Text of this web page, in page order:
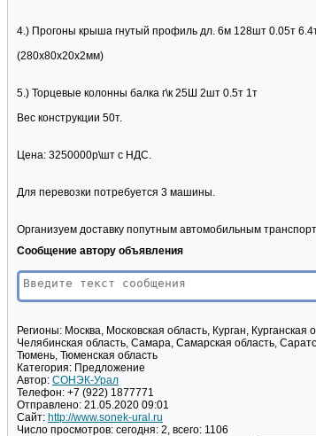
4.) Прогоны крыша гнутый профиль дл. 6м 128шт 0.05т
(280х80х20х2мм)
5.) Торцевые колонны балка г\к 25Ш 2шт 0.5т 1т
Вес конструкции 50т.
Цена: 3250000р\шт с НДС.
Для перевозки потребуется 3 машины.
Организуем доставку попутным автомобильным
Сообщение автору объявления
Регионы: Москва, Московская область, Курган,
Челябинская область, Самара, Самарская область,
Тюмень, Тюменская область
Категория: Предложение
Автор: СОНЭК-Урал
Телефон: +7 (922) 1877771
Отправлено: 21.05.2020 09:01
Сайт: http://www.sonek-ural.ru
Число просмотров: сегодня: 2, всего: 1106